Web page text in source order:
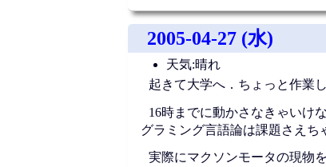
2005-04-27 (水)
天気:晴れ
起きて大学へ．ちょっと作業
16時までに動かさなきゃいけ
グラミング言語論は課題さえち
実際にマクソンモータの現物